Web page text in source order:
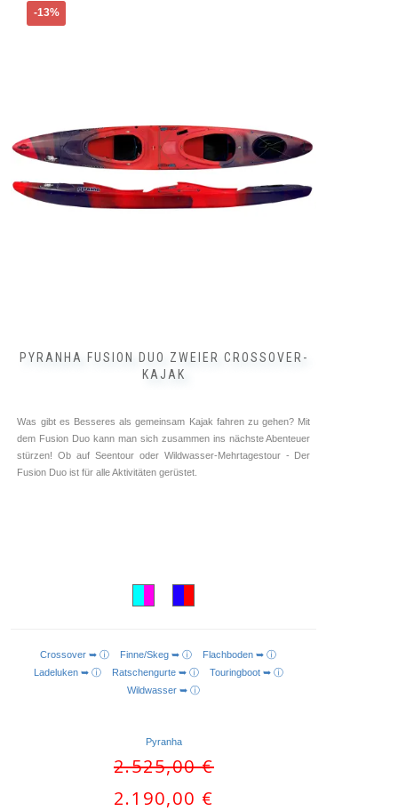
-13%
PYRANHA FUSION DUO ZWEIER CROSSOVER-
KAJAK
Was gibt es Besseres als gemeinsam Kajak fahren zu gehen? Mit
dem Fusion Duo kann man sich zusammen ins nächste Abenteuer
stürzen! Ob auf Seentour oder Wildwasser-Mehrtagestour - Der
Fusion Duo ist für alle Aktivitäten gerüstet.
AUSFÜHRUNG WÄHLEN
Crossover ➥ ⓘ Finne/Skeg ➥ ⓘ Flachboden ➥ ⓘ
Ladeluken ➥ ⓘ Ratschengurte ➥ ⓘ Touringboot ➥ ⓘ
Wildwasser ➥ ⓘ
Pyranha
2.525,00€
2.190,00 €
Dieses
Produkt
Optionen
können
der
Produktseite